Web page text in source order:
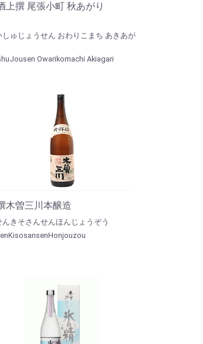
上撰 尾張小町 秋あがり
しゅじょうせん おわりこまち あきあが
Owarikomachi Akiagari
木曽三川本醸造
んきそさんせんほんじょうぞう